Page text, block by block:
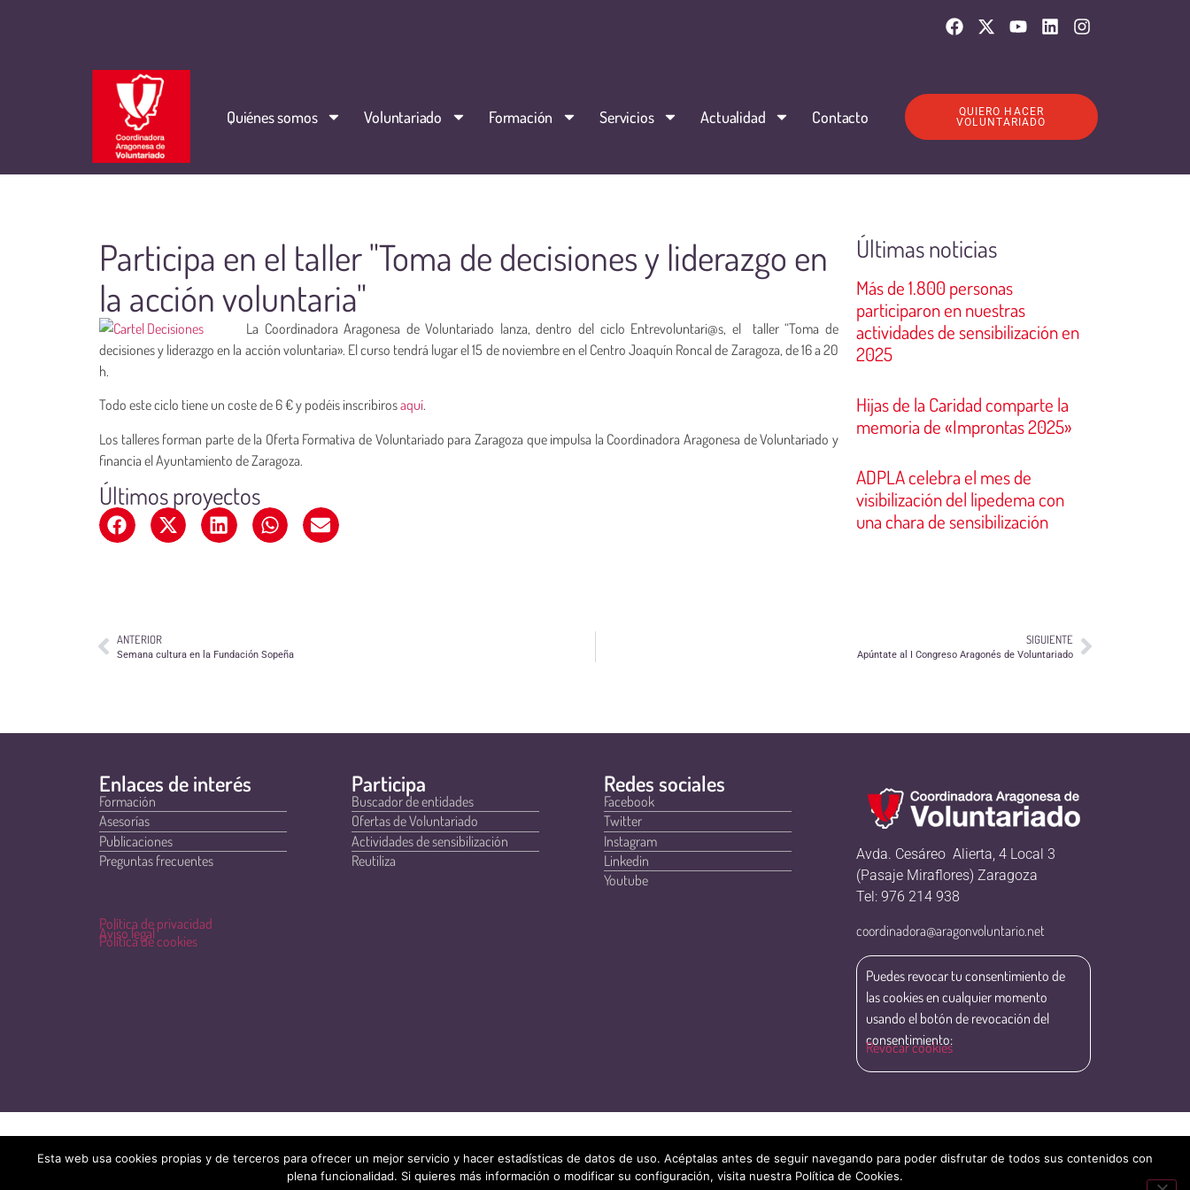
Quiénes somos Voluntariado Formación Servicios Actualidad Contacto
QUIERO HACER
VOLUNTARIADO
Participa en el taller "Toma de decisiones y liderazgo en
la acción voluntaria"
La Coordinadora Aragonesa de Voluntariado lanza, dentro del ciclo Entrevoluntari@s, el taller “Toma de
decisiones y liderazgo en la acción voluntaria». El curso tendrá lugar el 15 de noviembre en el Centro Joaquín Roncal de Zaragoza, de 16 a 20
h.
Todo este ciclo tiene un coste de 6 € y podéis inscribirosaquí.
Los talleres forman parte de la Oferta Formativa de Voluntariado para Zaragoza que impulsa la Coordinadora Aragonesa de Voluntariado y
financia el Ayuntamiento de Zaragoza.
Últimos proyectos
Últimas noticias
Más de 1.800 personas
participaron en nuestras
actividades de sensibilización en
2025
Hijas de la Caridad comparte la
memoria de «Improntas 2025»
ADPLA celebra el mes de
visibilización del lipedema con
una chara de sensibilización
ANTERIOR
Semana cultura en la Fundación Sopeña
SIGUIENTE
Apúntate al I Congreso Aragonés de Voluntariado
Enlaces de interés
Formación
Asesorías
Publicaciones
Preguntas frecuentes
Política de privacidad
Aviso legal
Política de cookies
Participa
Buscador de entidades
Ofertas de Voluntariado
Actividades de sensibilización
Reutiliza
Redes sociales
Facebook
Twitter
Instagram
Linkedin
Youtube
Avda. Cesáreo Alierta, 4 Local 3
(Pasaje Miraflores) Zaragoza
Tel: 976 214 938
coordinadora@aragonvoluntario.net
Puedes revocar tu consentimiento de
las cookies en cualquier momento
usando el botón de revocación del
consentimiento:
Revocar cookies
Esta web usa cookies propias y de terceros para ofrecer un mejor servicio y hacer estadísticas de datos de uso. Acéptalas antes de seguir navegando para poder disfrutar de todos sus contenidos con
plena funcionalidad. Si quieres más información o modificar su configuración, visita nuestra Política de Cookies.